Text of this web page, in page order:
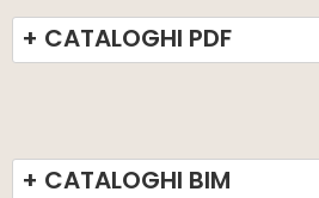
+ CATALOGHI PDF
+ CATALOGHI BIM